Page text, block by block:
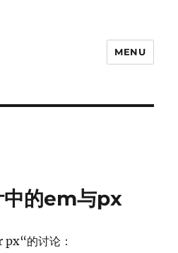
MENU
中的em与px
的讨论：